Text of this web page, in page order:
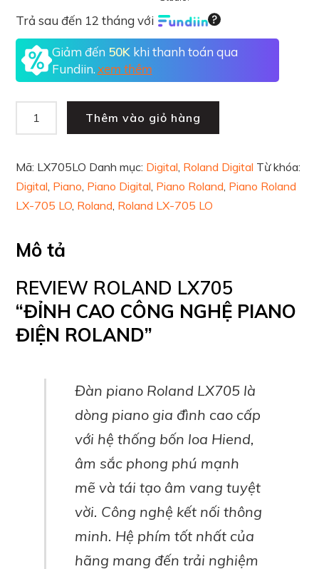
Trả sau đến 12 tháng với
Giảm đến 50K khi thanh toán qua
Fundiin. xem thêm
Thêm vào giỏ hàng
Mã: LX705LO Danh mục: Digital, Roland Digital Từ khóa:
Digital, Piano, Piano Digital, Piano Roland, Piano Roland
LX-705 LO, Roland, Roland LX-705 LO
Mô tả
REVIEW ROLAND LX705
“ĐỈNH CAO CÔNG NGHỆ PIANO
ĐIỆN ROLAND”
Đàn piano Roland LX705 là
dòng piano gia đình cao cấp
với hệ thống bốn loa Hiend,
âm sắc phong phú mạnh
mẽ và tái tạo âm vang tuyệt
vời. Công nghệ kết nối thông
minh. Hệ phím tốt nhất của
hãng mang đến trải nghiệm